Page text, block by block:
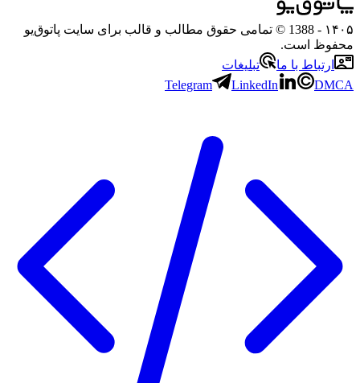
- 1388 © تمامی حقوق مطالب و قالب برای سایت پاتوق‌یو
است.
ارتباط با ما
تبلیغات
Telegram
LinkedIn